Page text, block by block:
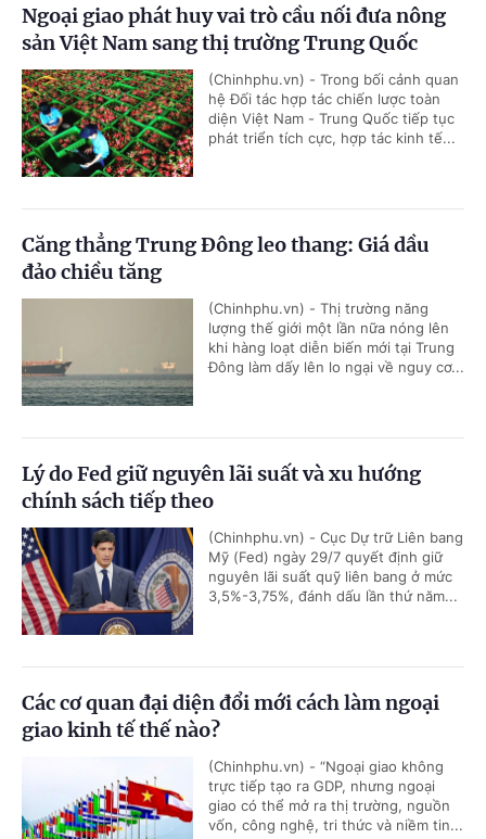
Ngoại giao phát huy vai trò cầu nối đưa nông
sản Việt Nam sang thị trường Trung Quốc
(Chinhphu.vn) - Trong bối cảnh quan
hệ Đối tác hợp tác chiến lược toàn
diện Việt Nam - Trung Quốc tiếp tục
phát triển tích cực, hợp tác kinh tế...
Căng thẳng Trung Đông leo thang: Giá dầu
đảo chiều tăng
(Chinhphu.vn) - Thị trường năng
lượng thế giới một lần nữa nóng lên
khi hàng loạt diễn biến mới tại Trung
Đông làm dấy lên lo ngại về nguy cơ...
Lý do Fed giữ nguyên lãi suất và xu hướng
chính sách tiếp theo
(Chinhphu.vn) - Cục Dự trữ Liên bang
Mỹ (Fed) ngày 29/7 quyết định giữ
nguyên lãi suất quỹ liên bang ở mức
3,5%-3,75%, đánh dấu lần thứ năm...
Các cơ quan đại diện đổi mới cách làm ngoại
giao kinh tế thế nào?
(Chinhphu.vn) - “Ngoại giao không
trực tiếp tạo ra GDP, nhưng ngoại
giao có thể mở ra thị trường, nguồn
vốn, công nghệ, tri thức và niềm tin...